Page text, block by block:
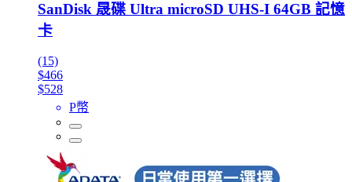
SanDisk 晟碟 Ultra microSD UHS-I 64GB 記憶
卡
(15)
$466
$528
P幣